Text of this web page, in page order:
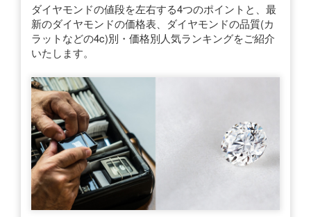
ダイヤモンドの値段を左右する4つのポイントと、最
新のダイヤモンドの価格表、ダイヤモンドの品質(カ
ラットなどの4c)別・価格別人気ランキングをご紹介
いたします。